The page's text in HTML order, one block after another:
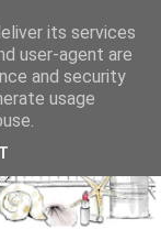
its services
user-agent are
and security
usage